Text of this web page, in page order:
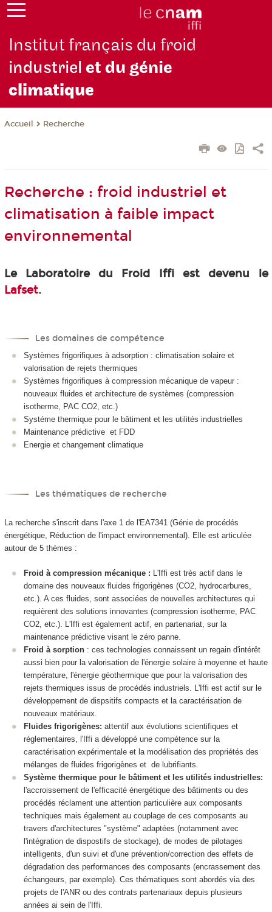
Institut français du froid
industrielet du génie
climatique
Accueil Recherche
Recherche : froid industriel et
climatisation à faible impact
environnemental
Le Laboratoire du Froid Iffi est devenu le
Lafset.
Les domaines de compétence
Systèmes frigorifiques à adsorption : climatisation solaire et
valorisation de rejets thermiques
Systèmes frigorifiques à compression mécanique de vapeur :
nouveaux fluides et architecture de systèmes (compression
isotherme, PAC CO2, etc.)
Systéme thermique pour le bâtiment et les utilités industrielles
Maintenance prédictive et FDD
Energie et changement climatique
Les thématiques de recherche
La recherche s'inscrit dans l'axe 1 de l'EA7341 (Génie de procédés
énergétique, Réduction de l'impact environnemental). Elle est articulée
autour de 5 thèmes :
Froid à compression mécanique : L'Iffi est très actif dans le
domaine des nouveaux fluides frigorigènes (CO2, hydrocarbures,
etc.). A ces fluides, sont associées de nouvelles architectures qui
requièrent des solutions innovantes (compression isotherme, PAC
CO2, etc.). L'Iffi est également actif, en partenariat, sur la
maintenance prédictive visant le zéro panne.
Froid à sorption : ces technologies connaissent un regain d'intérêt
aussi bien pour la valorisation de l'énergie solaire à moyenne et haute
température, l'énergie géothermique que pour la valorisation des
rejets thermiques issus de procédés industriels. L'Iffi est actif sur le
développement de dispsitifs compacts et la caractérisation de
nouveaux matériaux.
Fluides frigorigènes: attentif aux évolutions scientifiques et
réglementaires, l'Iffi a développé une compétence sur la
caractérisation expérimentale et la modélisation des propriétés des
mélanges de fluides frigorigènes et de lubrifiants.
Système thermique pour le bâtiment et les utilités industrielles:
l'accroissement de l'efficacité énergétique des bâtiments ou des
procédés réclament une attention particulière aux composants
techniques mais également au couplage de ces composants au
travers d'architectures "système" adaptées (notamment avec
l'intégration de dispostifs de stockage), de modes de pilotages
intelligents, d'un suivi et d'une prévention/correction des effets de
dégradation des performances des composants (encrassement des
échangeurs, par exemple). Ces thématiques sont abordés via des
projets de l'ANR ou des contrats partenariaux depuis plusieurs
années ai sein de l'Iffi.